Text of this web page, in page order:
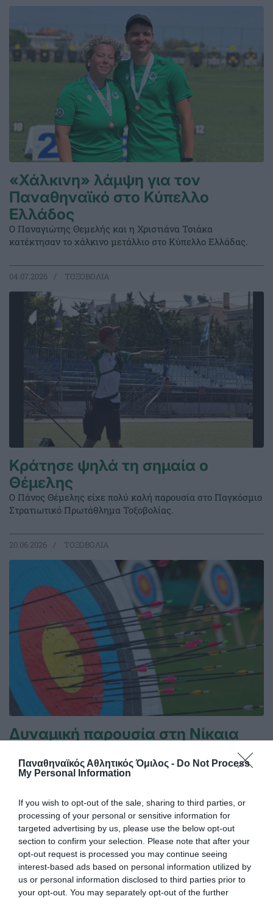
Παναθηναϊκός Αθλητικός Όμιλος - Do Not Process
My Personal Information
If you wish to opt-out of the sale, sharing to third parties, or
processing of your personal or sensitive information for
targeted advertising by us, please use the below opt-out
section to confirm your selection. Please note that after your
opt-out request is processed you may continue seeing
interest-based ads based on personal information utilized by
us or personal information disclosed to third parties prior to
your opt-out. You may separately opt-out of the further
«Χάλκινη» λάμψη για τον
Παναθηναϊκό στο Κύπελλο
Ελλάδος
Ο Παναγιώτης Θεμελής και η Χριστιάνα Τσιάκα
κατέκτησαν το χάλκινο μετάλλιο στο Κύπελλο Ελλάδας.
04.07.2026 ΤΟΞΟΒΟΛΙΑ
Κράτησε ψηλά τη σημαία ο
Θέμελης
Ο Πάνος Θέμελης είχε πολύ καλή παρουσία στο Παγκόσμιο
Στρατιωτικό Πρωτάθλημα Τοξοβολίας.
20.06.2026 ΤΟΞΟΒΟΛΙΑ
Δυναμική παρουσία στη Νίκαια
πραγματοποίησαν δυναμικές εμφανίσεις στους αγώνες
τοξοβολίας που διεξήχθησαν στο Δημοτικό Γήπεδο Νίκαιας,
στις κορυφαίες θέσεις των κατηγοριών τους.
20.06.2026 ΤΟΞΟΒΟΛΙΑ